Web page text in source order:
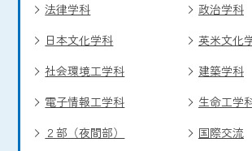
法律学科
政治学科
日本文化学科
英米文化
社会環境工学科
建築学科
電子情報工学科
生命工学
２部（夜間部）
国際交流